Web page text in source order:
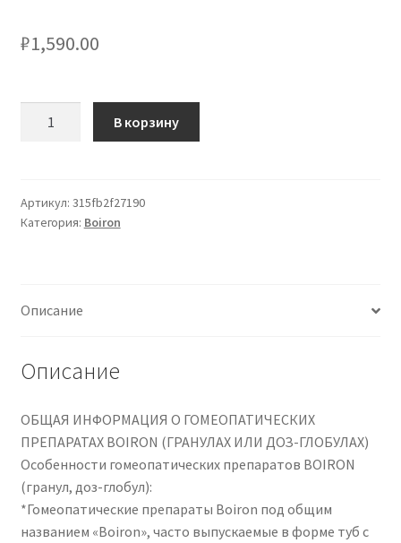
₽1,590.00
DOSE
15CH
В корзину
Артикул: 315fb2f27190
Категория: Boiron
Описание
Описание
ОБЩАЯ ИНФОРМАЦИЯ О ГОМЕОПАТИЧЕСКИХ
ПРЕПАРАТАХ BOIRON (ГРАНУЛАХ ИЛИ ДОЗ-ГЛОБУЛАХ)
Особенности гомеопатических препаратов BOIRON
(гранул, доз-глобул):
*Гомеопатические препараты Boiron под общим
названием «Boiron», часто выпускаемые в форме туб с